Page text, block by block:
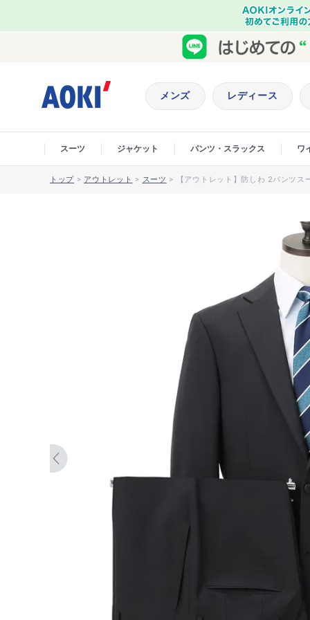
メンズ レディース
スーツ ジャケット パンツ・スラックス ワ
トップ > アウトレット > スーツ > 【アウトレット】防しわ 2パンツ